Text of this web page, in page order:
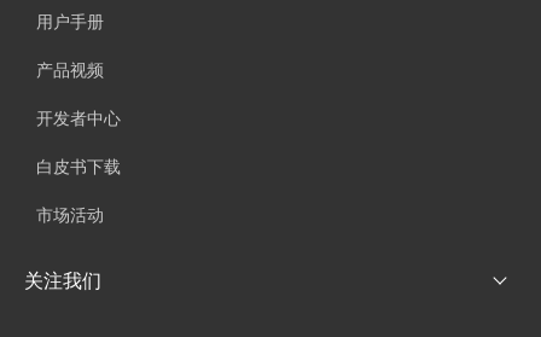
用户手册
产品视频
开发者中心
白皮书下载
市场活动
关注我们